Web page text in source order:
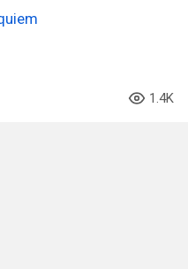
1.4K